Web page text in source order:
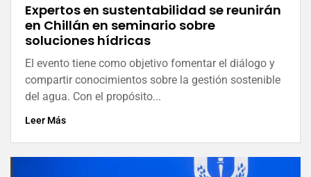
Expertos en sustentabilidad se reunirán
en Chillán en seminario sobre
soluciones hídricas
El evento tiene como objetivo fomentar el diálogo y
compartir conocimientos sobre la gestión sostenible
del agua. Con el propósito...
Leer Más